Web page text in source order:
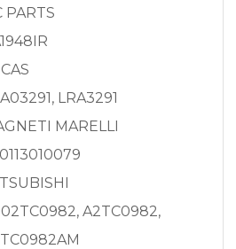
PARTS
LRA3291
MARELLI
A2TC0982,